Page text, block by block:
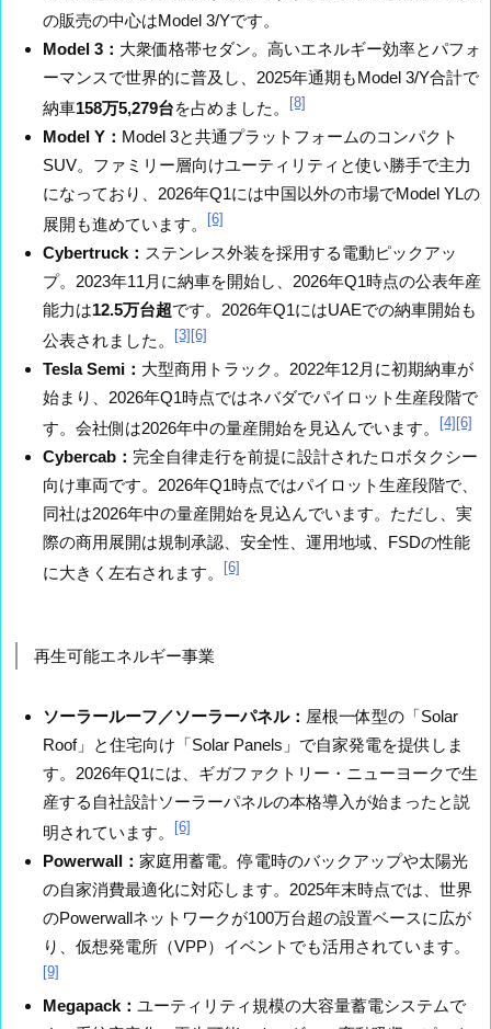
の販売の中心はModel 3/Yです。
Model 3： 大衆価格帯セダン。高いエネルギー効率とパフォ
ーマンスで世界的に普及し、2025年通期もModel 3/Y合計で
納車158万5,279台を占めました。 [8]
Model Y： Model 3と共通プラットフォームのコンパクト
SUV。ファミリー層向けユーティリティと使い勝手で主力
になっており、2026年Q1には中国以外の市場でModel YLの
展開も進めています。
[6]
Cybertruck： ステンレス外装を採用する電動ピックアッ
プ。2023年11月に納車を開始し、2026年Q1時点の公表年産
能力は12.5万台超です。2026年Q1にはUAEでの納車開始も
公表されました。
[3] [6]
Tesla Semi： 大型商用トラック。2022年12月に初期納車が
始まり、2026年Q1時点ではネバダでパイロット生産段階で
す。会社側は2026年中の量産開始を見込んでいます。
[4] [6]
Cybercab： 完全自律走行を前提に設計されたロボタクシー
向け車両です。2026年Q1時点ではパイロット生産段階で、
同社は2026年中の量産開始を見込んでいます。ただし、実
際の商用展開は規制承認、安全性、運用地域、FSDの性能
に大きく左右されます。
[6]
再生可能エネルギー事業
ソーラールーフ／ソーラーパネル： 屋根一体型の「Solar
Roof」と住宅向け「Solar Panels」で自家発電を提供しま
す。2026年Q1には、ギガファクトリー・ニューヨークで生
産する自社設計ソーラーパネルの本格導入が始まったと説
明されています。
[6]
Powerwall： 家庭用蓄電。停電時のバックアップや太陽光
の自家消費最適化に対応します。2025年末時点では、世界
のPowerwallネットワークが100万台超の設置ベースに広が
り、仮想発電所（VPP）イベントでも活用されています。
[9]
Megapack： ユーティリティ規模の大容量蓄電システムで